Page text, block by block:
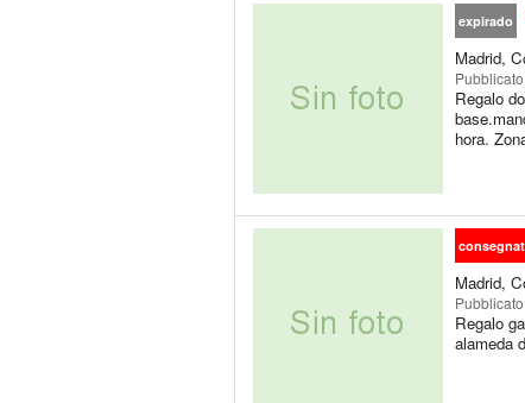
expirado
Madrid,
Pubblicato
Regalo
hora.
Madrid,
Pubblicato
Regalo
alameda